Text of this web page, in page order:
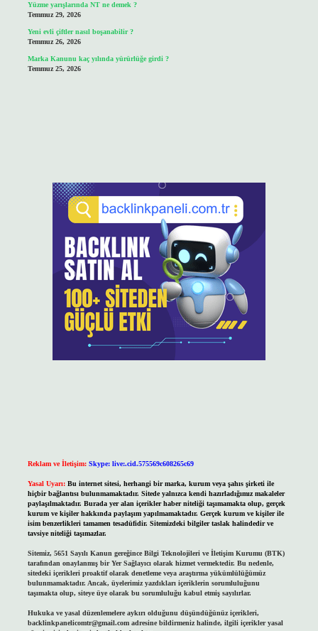
Yüzme yarışlarında NT ne demek ?
Temmuz 29, 2026
Yeni evli çiftler nasıl boşanabilir ?
Temmuz 26, 2026
Marka Kanunu kaç yılında yürürlüğe girdi ?
Temmuz 25, 2026
Reklam ve İletişim: Skype: live:.cid.575569c608265c69
Yasal Uyarı: Bu internet sitesi, herhangi bir marka, kurum veya şahıs şirketi ile
hiçbir bağlantısı bulunmamaktadır. Sitede yalnızca kendi hazırladığımız makaleler
paylaşılmaktadır. Burada yer alan içerikler haber niteliği taşımamakta olup, gerçek
kurum ve kişiler hakkında paylaşım yapılmamaktadır. Gerçek kurum ve kişiler ile
isim benzerlikleri tamamen tesadüfidir. Sitemizdeki bilgiler taslak halindedir ve
tavsiye niteliği taşımazlar.
Sitemiz, 5651 Sayılı Kanun gereğince Bilgi Teknolojileri ve İletişim Kurumu (BTK)
tarafından onaylanmış bir Yer Sağlayıcı olarak hizmet vermektedir. Bu nedenle,
sitedeki içerikleri proaktif olarak denetleme veya araştırma yükümlülüğümüz
bulunmamaktadır. Ancak, üyelerimiz yazdıkları içeriklerin sorumluluğunu
taşımakta olup, siteye üye olarak bu sorumluluğu kabul etmiş sayılırlar.
Hukuka ve yasal düzenlemelere aykırı olduğunu düşündüğünüz içerikleri,
backlinkpanelicomtr@gmail.comadresine bildirmeniz halinde, ilgili içerikler yasal